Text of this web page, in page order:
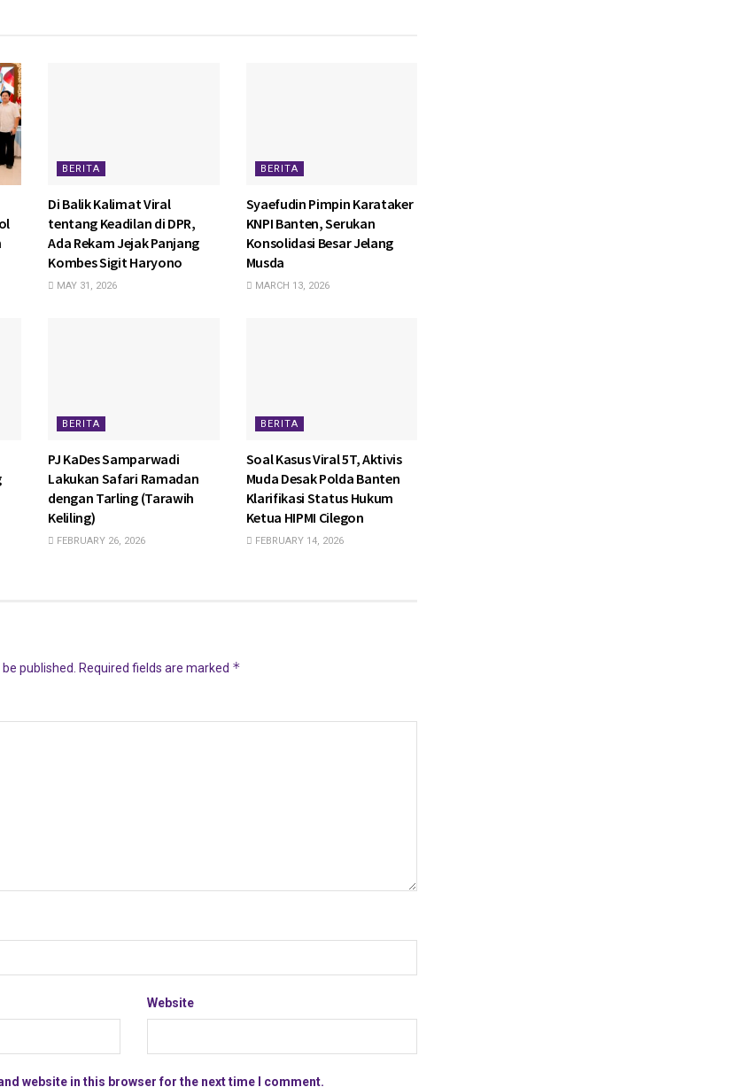
BERITA
Di Balik Kalimat Viral
tentang Keadilan di DPR,
Ada Rekam Jejak Panjang
Kombes Sigit Haryono
MAY 31, 2026
BERITA
Syaefudin Pimpin Karataker
KNPI Banten, Serukan
Konsolidasi Besar Jelang
Musda
MARCH 13, 2026
BERITA
PJ KaDes Samparwadi
Lakukan Safari Ramadan
dengan Tarling (Tarawih
Keliling)
FEBRUARY 26, 2026
BERITA
Soal Kasus Viral 5T, Aktivis
Muda Desak Polda Banten
Klarifikasi Status Hukum
Ketua HIPMI Cilegon
FEBRUARY 14, 2026
published. Required fields are marked *
Website
website in this browser for the next time I comment.